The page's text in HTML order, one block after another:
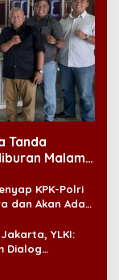
Tanda
Malam
KPK-Polri
dan Akan Ada
YLKI:
Dialog